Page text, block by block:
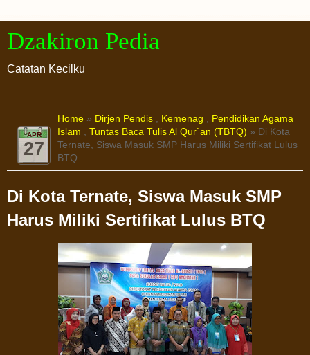
Dzakiron Pedia
Catatan Kecilku
APR
27
Home » Dirjen Pendis , Kemenag , Pendidikan Agama
Islam , Tuntas Baca Tulis Al Qur`an (TBTQ) » Di Kota
Ternate, Siswa Masuk SMP Harus Miliki Sertifikat Lulus
BTQ
Di Kota Ternate, Siswa Masuk SMP
Harus Miliki Sertifikat Lulus BTQ